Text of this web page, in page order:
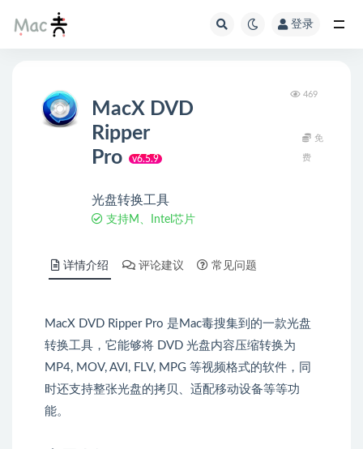
登录
MacX DVD
Ripper
Pro
v6.5.9
光盘转换工具
支持M、Intel芯片
469
免
费
详情介绍 评论建议 常见问题
MacX DVD Ripper Pro 是Mac毒搜集到的一款光盘
转换工具，它能够将 DVD 光盘内容压缩转换为
MP4, MOV, AVI, FLV, MPG 等视频格式的软件，同
时还支持整张光盘的拷贝、适配移动设备等等功
能。